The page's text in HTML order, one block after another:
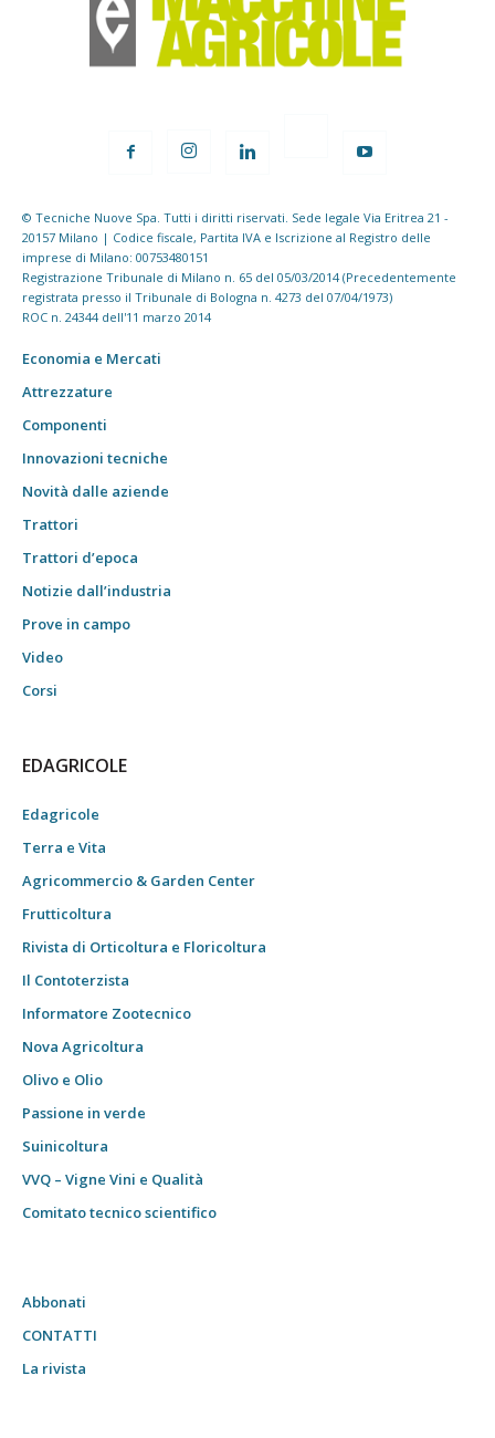
© Tecniche Nuove Spa. Tutti i diritti riservati. Sede legale Via Eritrea 21 -
20157 Milano | Codice fiscale, Partita IVA e Iscrizione al Registro delle
imprese di Milano: 00753480151
Registrazione Tribunale di Milano n. 65 del 05/03/2014 (Precedentemente
registrata presso il Tribunale di Bologna n. 4273 del 07/04/1973)
ROC n. 24344 dell'11 marzo 2014
Economia e Mercati
Attrezzature
Componenti
Innovazioni tecniche
Novità dalle aziende
Trattori
Trattori d’epoca
Notizie dall’industria
Prove in campo
Video
Corsi
EDAGRICOLE
Edagricole
Terra e Vita
Agricommercio & Garden Center
Frutticoltura
Rivista di Orticoltura e Floricoltura
Il Contoterzista
Informatore Zootecnico
Nova Agricoltura
Olivo e Olio
Passione in verde
Suinicoltura
VVQ – Vigne Vini e Qualità
Comitato tecnico scientifico
Abbonati
CONTATTI
La rivista